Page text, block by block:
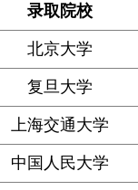
录取院校
北京大学
复旦大学
上海交通大学
中国人民大学